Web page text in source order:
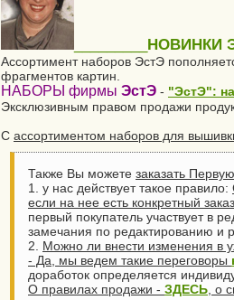
НОВИНКИ
Ассортимент наборов ЭстЭ
фрагментов картин.
НАБОРЫ фирмы ЭстЭ - "ЭстЭ":
Эксклюзивным правом продажи
С ассортиментом наборов для
Также Вы можете заказать
1. у нас действует такое правило:
если на нее есть конкретный
первый покупатель участвует в
замечания по редактированию и
2. Можно ли внести изменения в
- Да, мы ведем такие переговоры
доработок определяется
О правилах продажи - ЗДЕСЬ , о